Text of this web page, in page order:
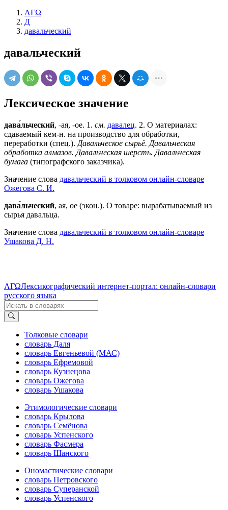
ΛΓΩ
Д
давальческий
давальческий
Лексическое значение
дава́льческий, -ая, -ое. 1. см. давалец. 2. О материалах:
сдаваемый кем-н. на производство для обработки,
переработки (спец.). Давальческое сырьё. Давальческая
обработка алмазов. Давальческая шерсть. Давальческая
бумага (типографского заказчика).
Значение слова давальческий в толковом онлайн-словаре
Ожегова C. И.
дава́льческий, ая, ое (экон.). О товаре: вырабатываемый из
сырья давальца.
Значение слова давальческий в толковом онлайн-словаре
Ушакова Д. Н.
ΛΓΩЛексикографический интернет-портал: онлайн-словари
русского языка
Толковые словари
словарь Даля
словарь Евгеньевой (МАС)
словарь Ефремовой
словарь Кузнецова
словарь Ожегова
словарь Ушакова
Этимологические словари
словарь Крылова
словарь Семёнова
словарь Успенского
словарь Фасмера
словарь Шанского
Ономастические словари
словарь Петровского
словарь Суперанской
словарь Успенского